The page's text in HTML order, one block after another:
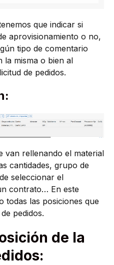
que indicar si
aprovisionamiento o no,
tipo de comentario
la misma o bien al
de pedidos.
van rellenando el material
cantidades, grupo de
seleccionar el
contrato… En este
todas las posiciones que
pedidos.
de la